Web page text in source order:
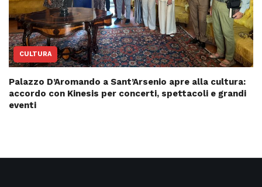
CULTURA
Palazzo D’Aromando a Sant’Arsenio apre alla cultura:
accordo con Kinesis per concerti, spettacoli e grandi
eventi